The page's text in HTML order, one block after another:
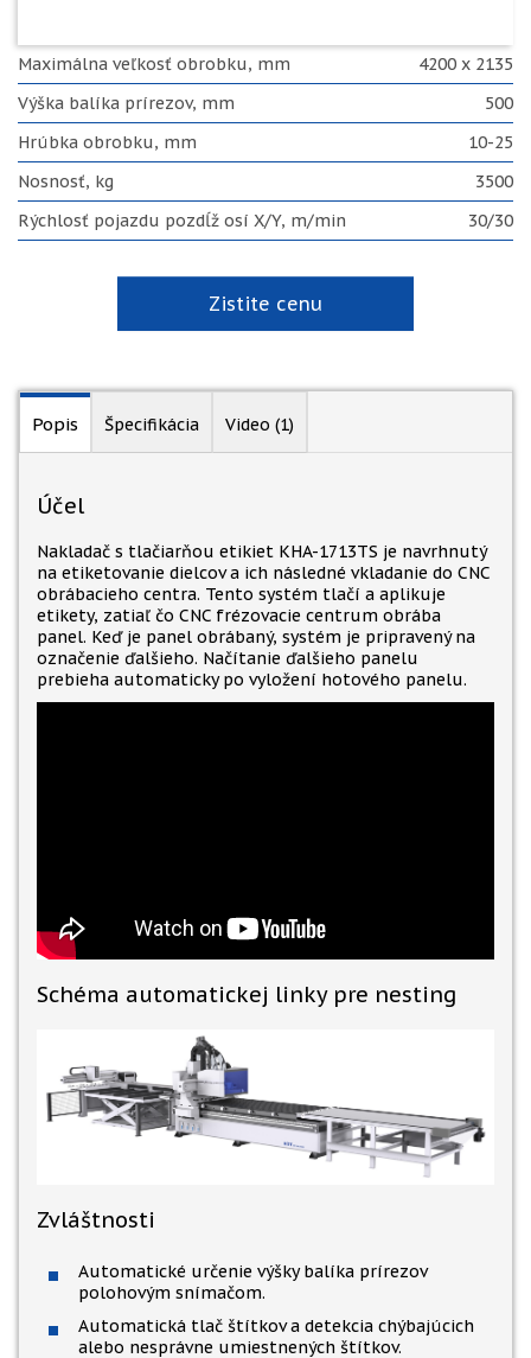
Maximálna veľkosť obrobku, mm
4200 x 2135
Výška balíka prírezov, mm
500
Hrúbka obrobku, mm
10-25
Nosnosť, kg
3500
Rýchlosť pojazdu pozdĺž osí X/Y, m/min
30/30
Zistite cenu
Popis Špecifikácia Video (1)
Účel
Nakladač s tlačiarňou etikiet KHA-1713TS je navrhnutý
na etiketovanie dielcov a ich následné vkladanie do CNC
obrábacieho centra. Tento systém tlačí a aplikuje
etikety, zatiaľ čo CNC frézovacie centrum obrába
panel. Keď je panel obrábaný, systém je pripravený na
označenie ďalšieho. Načítanie ďalšieho panelu
prebieha automaticky po vyložení hotového panelu.
Schéma automatickej linky pre nesting
Zvláštnosti
Automatické určenie výšky balíka prírezov
polohovým snímačom.
Automatická tlač štítkov a detekcia chýbajúcich
alebo nesprávne umiestnených štítkov.